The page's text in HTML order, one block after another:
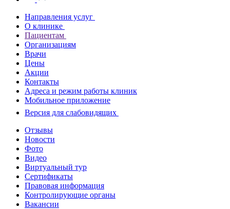
Направления услуг
О клинике
Пациентам
Организациям
Врачи
Цены
Акции
Контакты
Адреса и режим работы клиник
Мобильное приложение
Версия для слабовидящих
Отзывы
Новости
Фото
Видео
Виртуальный тур
Сертификаты
Правовая информация
Контролирующие органы
Вакансии